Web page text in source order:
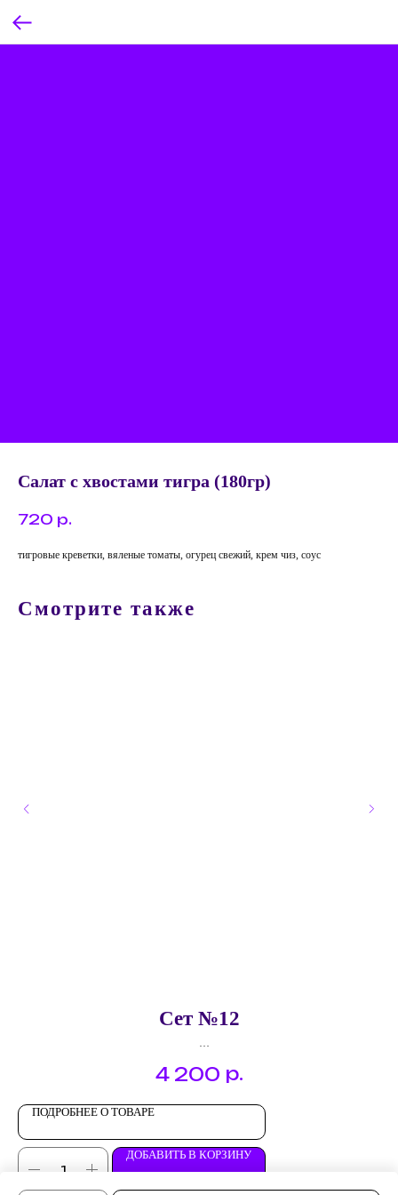
Салат с хвостами тигра (180гр)
720 р.
тигровые креветки, вяленые томаты, огурец свежий, крем чиз, соус
Смотрите также
Сет №12
Профитроль "Куриный паштет"
Сырный изыск "Фисташка"
Канапе "Мясной деликатесс с фета"
Канапе "Бекон с вяленым томатом"
4 200 р.
ПОДРОБНЕЕ О ТОВАРЕ
ДОБАВИТЬ В КОРЗИНУ